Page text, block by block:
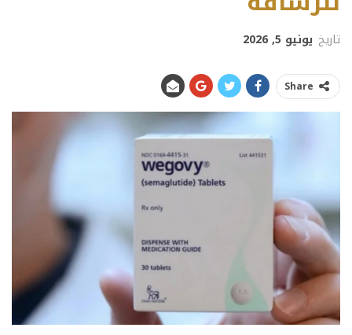
تاريخ يونيو 5, 2026
Share